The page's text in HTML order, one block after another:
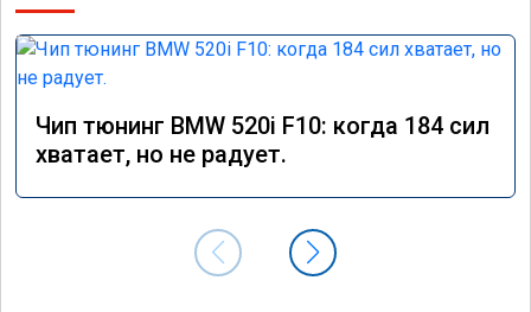
Чип тюнинг BMW 520i F10: когда 184 сил
хватает, но не радует.